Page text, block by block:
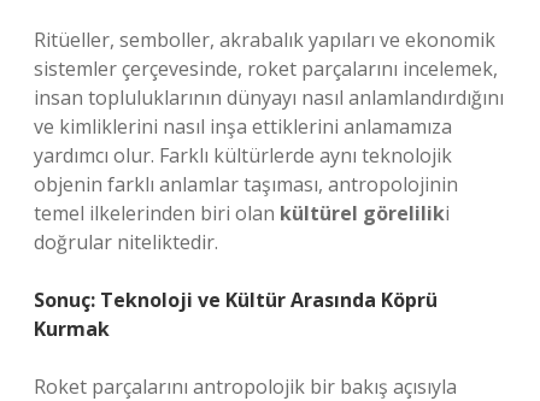
Ritüeller, semboller, akrabalık yapıları ve ekonomik
sistemler çerçevesinde, roket parçalarını incelemek,
insan topluluklarının dünyayı nasıl anlamlandırdığını
ve kimliklerini nasıl inşa ettiklerini anlamamıza
yardımcı olur. Farklı kültürlerde aynı teknolojik
objenin farklı anlamlar taşıması, antropolojinin
temel ilkelerinden biri olan kültürel göreliliki
doğrular niteliktedir.
Sonuç: Teknoloji ve Kültür Arasında Köprü
Kurmak
Roket parçalarını antropolojik bir bakış açısıyla